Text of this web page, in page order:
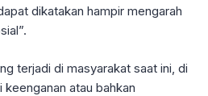
dikatakan hampir mengarah
terjadi di masyarakat saat ini, di
keenganan atau bahkan